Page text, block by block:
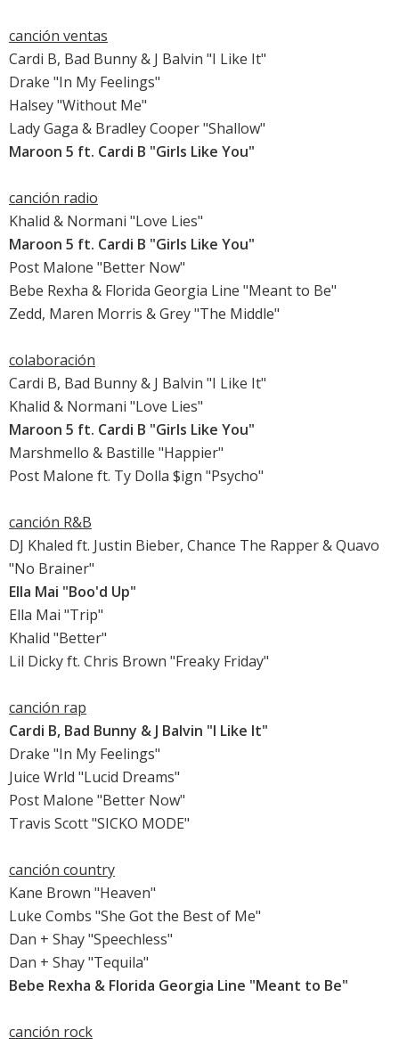
canción ventas
Cardi B, Bad Bunny & J Balvin "I Like It"
Drake "In My Feelings"
Halsey "Without Me"
Lady Gaga & Bradley Cooper "Shallow"
Maroon 5 ft. Cardi B "Girls Like You"
canción radio
Khalid & Normani "Love Lies"
Maroon 5 ft. Cardi B "Girls Like You"
Post Malone "Better Now"
Bebe Rexha & Florida Georgia Line "Meant to Be"
Zedd, Maren Morris & Grey "The Middle"
colaboración
Cardi B, Bad Bunny & J Balvin "I Like It"
Khalid & Normani "Love Lies"
Maroon 5 ft. Cardi B "Girls Like You"
Marshmello & Bastille "Happier"
Post Malone ft. Ty Dolla $ign "Psycho"
canción R&B
DJ Khaled ft. Justin Bieber, Chance The Rapper & Quavo
"No Brainer"
Ella Mai "Boo'd Up"
Ella Mai "Trip"
Khalid "Better"
Lil Dicky ft. Chris Brown "Freaky Friday"
canción rap
Cardi B, Bad Bunny & J Balvin "I Like It"
Drake "In My Feelings"
Juice Wrld "Lucid Dreams"
Post Malone "Better Now"
Travis Scott "SICKO MODE"
canción country
Kane Brown "Heaven"
Luke Combs "She Got the Best of Me"
Dan + Shay "Speechless"
Dan + Shay "Tequila"
Bebe Rexha & Florida Georgia Line "Meant to Be"
canción rock